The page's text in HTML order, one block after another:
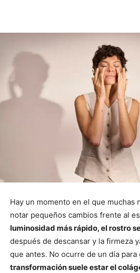
Hay un momento en el que muchas
notar pequeños cambios frente al
luminosidad más rápido, el rostro
después de descansar y la firmeza
que antes. No ocurre de un día para
transformación suele estar el